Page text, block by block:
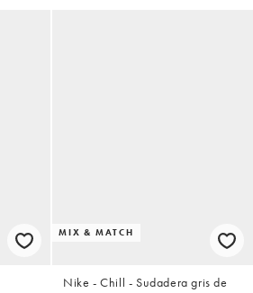
MIX & MATCH
Nike - Chill - Sudadera gris de